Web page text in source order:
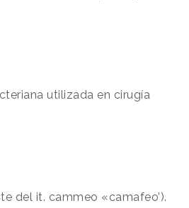
utilizada en cirugía
del it. cammeo «camafeo’).